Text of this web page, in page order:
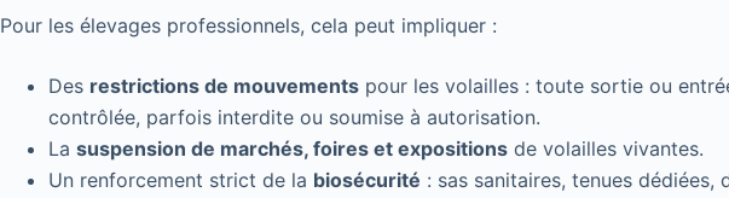
Pour les élevages professionnels, cela peut impliquer :
Des restrictions de mouvements pour les volailles : toute sortie ou
contrôlée, parfois interdite ou soumise à autorisation.
La suspension de marchés, foires et expositions de volailles vivantes.
Un renforcement strict de la biosécurité : sas sanitaires, tenues